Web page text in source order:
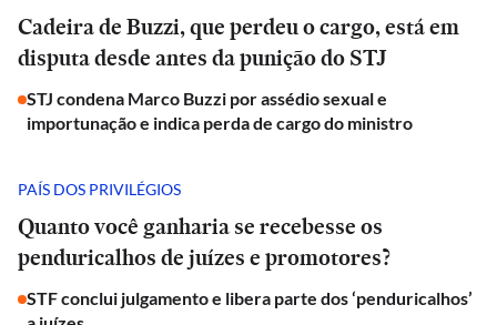
Cadeira de Buzzi, que perdeu o cargo, está em
disputa desde antes da punição do STJ
STJ condena Marco Buzzi por assédio sexual e
importunação e indica perda de cargo do ministro
PAÍS DOS PRIVILÉGIOS
Quanto você ganharia se recebesse os
penduricalhos de juízes e promotores?
STF conclui julgamento e libera parte dos ‘penduricalhos’